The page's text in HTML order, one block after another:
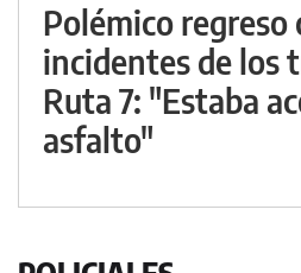
Polémico regreso
incidentes de los
Ruta 7: "Estaba
asfalto"